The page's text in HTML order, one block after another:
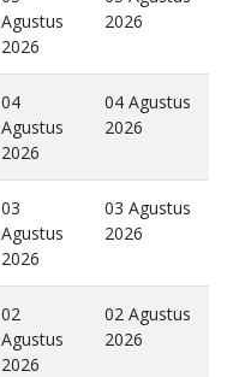
Agustus
2026
2026
04
Agustus
2026
04 Agustus
2026
03
Agustus
2026
03 Agustus
2026
02
Agustus
2026
02 Agustus
2026